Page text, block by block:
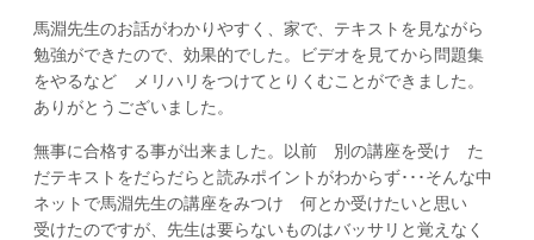
馬淵先生のお話がわかりやすく、家で、テキストを見ながら
勉強ができたので、効果的でした。ビデオを見てから問題集
をやるなど メリハリをつけてとりくむことができました。
ありがとうございました。
無事に合格する事が出来ました。以前 別の講座を受け た
だテキストをだらだらと読みポイントがわからず･･･そんな中
ネットで馬淵先生の講座をみつけ 何とか受けたいと思い
受けたのですが、先生は要らないものはバッサリと覚えなく